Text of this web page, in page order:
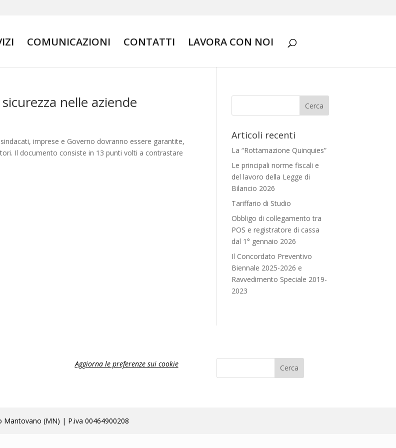
COMUNICAZIONI CONTATTI LAVORA CON NOI
nelle aziende
imprese e Governo dovranno essere garantite,
Il documento consiste in 13 punti volti a contrastare
Articoli recenti
La “Rottamazione Quinquies”
Le principali norme fiscali e
del lavoro della Legge di
Bilancio 2026
Tariffario di Studio
Obbligo di collegamento tra
POS e registratore di cassa
dal 1° gennaio 2026
Il Concordato Preventivo
Biennale 2025-2026 e
Ravvedimento Speciale 2019-
2023
Aggiorna le preferenze sui cookie
Mantovano (MN) | P.iva 00464900208